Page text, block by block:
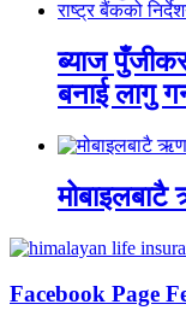
ब्याज
बनाई लागु
Facebook Page